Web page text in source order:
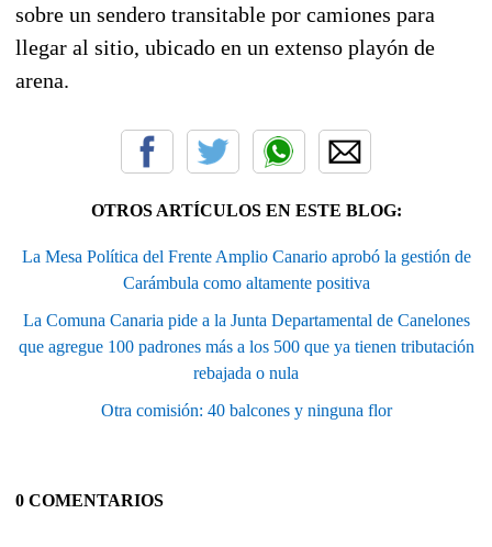
sobre un sendero transitable por camiones para
llegar al sitio, ubicado en un extenso playón de
arena.
OTROS ARTÍCULOS EN ESTE BLOG:
La Mesa Política del Frente Amplio Canario aprobó la gestión de
Carámbula como altamente positiva
La Comuna Canaria pide a la Junta Departamental de Canelones
que agregue 100 padrones más a los 500 que ya tienen tributación
rebajada o nula
Otra comisión: 40 balcones y ninguna flor
0 COMENTARIOS